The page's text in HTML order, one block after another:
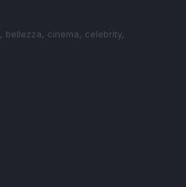
bellezza, cinema, celebrity,